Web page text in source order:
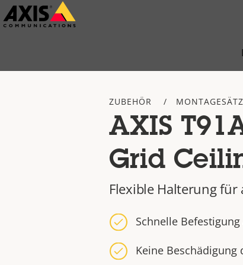
Zum
Hauptinhalt
ZUBEHÖR
AXIS
Grid
Flexible Halterung für
Schnelle
Keine Beschädigung